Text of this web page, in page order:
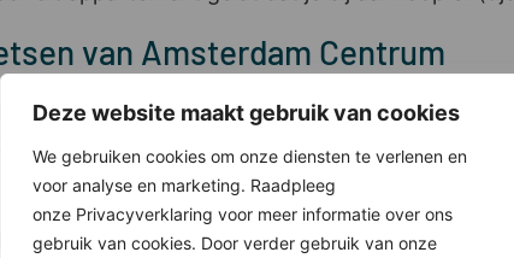
Deze website maakt gebruik van cookies
We gebruiken cookies om onze diensten te verlenen en
voor analyse en marketing. Raadpleeg
onze Privacyverklaring voor meer informatie over ons
gebruik van cookies. Door verder gebruik van onze
van Amsterdam Centrum
Binnen een kwartier fiets je naar het
reis je vanuit Sloterdijk heel snel naar steden
ontvang een keukencheque van